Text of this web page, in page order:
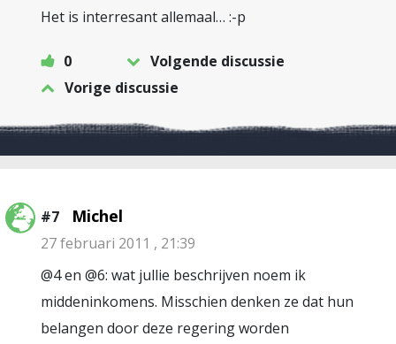
Het is interresant allemaal… :-p
0
Volgende discussie
Vorige discussie
#7 Michel
27 februari 2011 , 21:39
@4 en @6: wat jullie beschrijven noem ik
middeninkomens. Misschien denken ze dat hun
belangen door deze regering worden